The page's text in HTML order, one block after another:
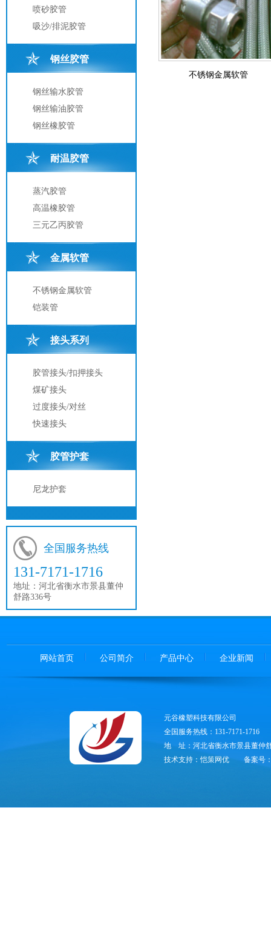
喷砂胶管
吸沙/排泥胶管
钢丝胶管
钢丝输水胶管
钢丝输油胶管
钢丝橡胶管
耐温胶管
蒸汽胶管
高温橡胶管
三元乙丙胶管
金属软管
不锈钢金属软管
铠装管
接头系列
胶管接头/扣押接头
煤矿接头
过度接头/对丝
快速接头
胶管护套
尼龙护套
全国服务热线
131-7171-1716
地址： 河北省衡水市景县董仲
舒路336号
不锈钢金属软管
网站首页 公司简介 产品中心 企业新闻
元谷橡塑科技有限公司
全国服务热线：131-7171-1716
地 址：河北省衡水市景县董仲
技术支持：恺策网优
备案号